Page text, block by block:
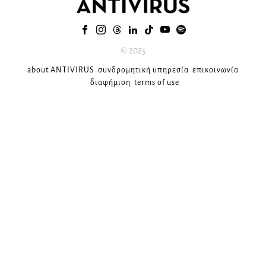
© 2025
about ANTIVIRUS συνδρομητική υπηρεσία επικοινωνία
διαφήμιση terms of use